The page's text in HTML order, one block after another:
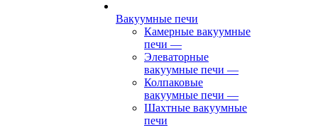
Вакуумные печи
Камерные вакуумные
печи —
Элеваторные
вакуумные печи —
Колпаковые
вакуумные печи —
Шахтные вакуумные
печи